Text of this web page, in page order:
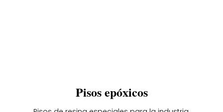
Pisos epóxicos